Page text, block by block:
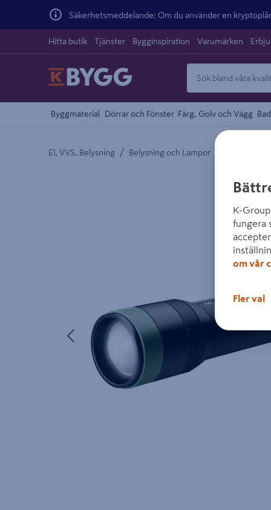
Säkerhetsmeddelande: Om du använder en
Hitta butik Tjänster Bygginspiration Varumärken
Byggmaterial Dörrar och Fönster Färg, Golv och Vägg
El, VVS, Belysning / Belysning och Lampor
Föregående
K-
fungera
om vår
Fler val